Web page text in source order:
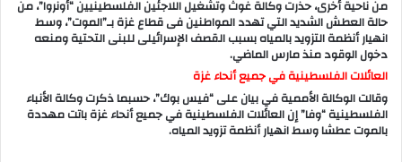
من ناحية أخرى، حذرت وكالة غوث وتشغيل اللاجئين الفلسطينيين “أونروا”، من
حالة العطش الشديد التي تهدد المواطنين فى قطاع غزة بـ”الموت”، وسط
انهيار أنظمة التزويد بالمياه بسبب القصف الإسرائيلى للبنى التحتية ومنعه
دخول الوقود منذ مارس الماضي.
العائلات الفلسطينية في جميع أنحاء غزة
وقالت الوكالة الأممية في بيان على “فيس بوك”، حسبما ذكرت وكالة الأنباء
الفلسطينية “وفا” إن العائلات الفلسطينية في جميع أنحاء غزة باتت مهددة
بالموت عطشا وسط انهيار أنظمة تزويد المياه.